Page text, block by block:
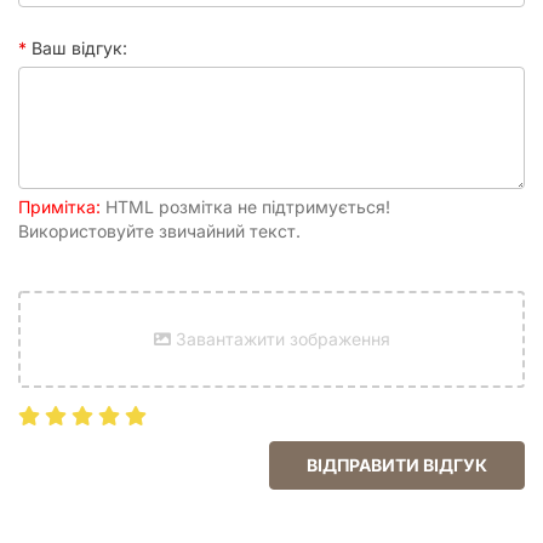
Ваш відгук:
Примітка: HTML розмітка не підтримується!
Використовуйте звичайний текст.
Завантажити зображення
ВІДПРАВИТИ ВІДГУК